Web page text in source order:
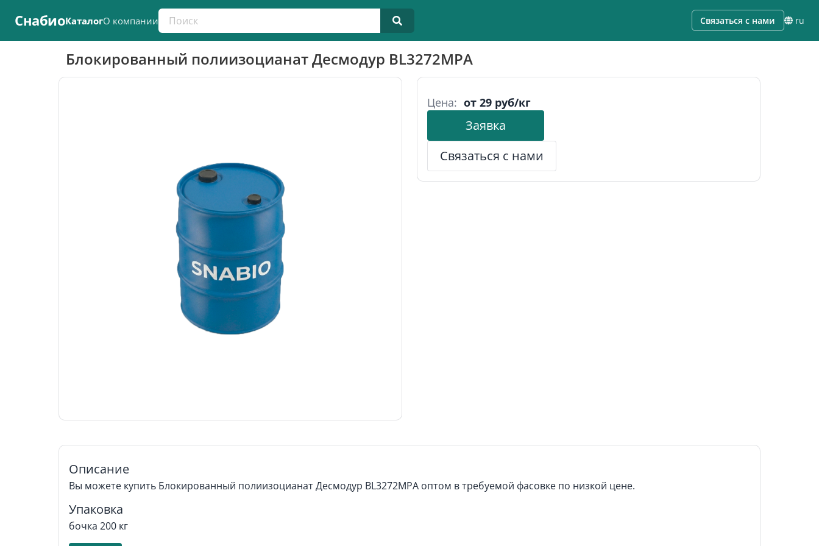
СнабиоКаталогО компанииПоиск по каталогу Связаться с нами ru
Блокированный полиизоцианат Десмодур BL3272MPA
Цена: от 29 руб/кг
Заявка
Связаться с нами
Описание
Вы можете купить Блокированный полиизоцианат Десмодур BL3272MPA оптом в требуемой фасовке по низкой цене.
Упаковка
бочка 200 кг